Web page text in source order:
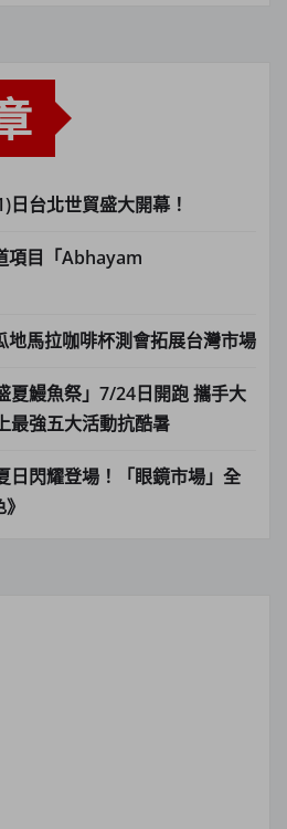
台北世貿盛大開幕！
項目「Abhayam
馬拉咖啡杯測會拓展台灣市場
夏鰻魚祭」7/24日開跑 攜手大
最強五大活動抗酷暑
日閃耀登場！「眼鏡市場」全